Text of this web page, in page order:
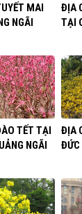
MAI
NGÃI
ĐỊA
TẠI
TẾT TẠI
NGÃI
ĐỊA
ĐỨC